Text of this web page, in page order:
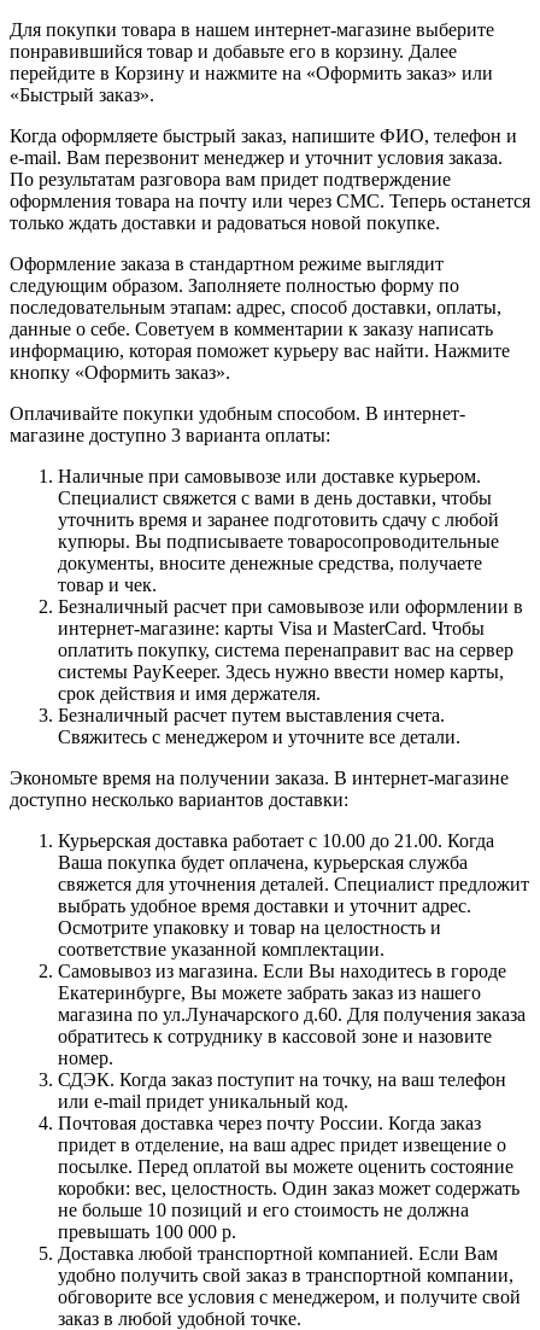
Для покупки товара в нашем интернет-магазине выберите
понравившийся товар и добавьте его в корзину. Далее
перейдите в Корзину и нажмите на «Оформить заказ» или
«Быстрый заказ».
Когда оформляете быстрый заказ, напишите ФИО, телефон и
e-mail. Вам перезвонит менеджер и уточнит условия заказа.
По результатам разговора вам придет подтверждение
оформления товара на почту или через СМС. Теперь останется
только ждать доставки и радоваться новой покупке.
Оформление заказа в стандартном режиме выглядит
следующим образом. Заполняете полностью форму по
последовательным этапам: адрес, способ доставки, оплаты,
данные о себе. Советуем в комментарии к заказу написать
информацию, которая поможет курьеру вас найти. Нажмите
кнопку «Оформить заказ».
Оплачивайте покупки удобным способом. В интернет-
магазине доступно 3 варианта оплаты:
Наличные при самовывозе или доставке курьером.
Специалист свяжется с вами в день доставки, чтобы
уточнить время и заранее подготовить сдачу с любой
купюры. Вы подписываете товаросопроводительные
документы, вносите денежные средства, получаете
товар и чек.
Безналичный расчет при самовывозе или оформлении в
интернет-магазине: карты Visa и MasterCard. Чтобы
оплатить покупку, система перенаправит вас на сервер
системы PayKeeper. Здесь нужно ввести номер карты,
срок действия и имя держателя.
Безналичный расчет путем выставления счета.
Свяжитесь с менеджером и уточните все детали.
Экономьте время на получении заказа. В интернет-магазине
доступно несколько вариантов доставки:
Курьерская доставка работает с 10.00 до 21.00. Когда
Ваша покупка будет оплачена, курьерская служба
свяжется для уточнения деталей. Специалист предложит
выбрать удобное время доставки и уточнит адрес.
Осмотрите упаковку и товар на целостность и
соответствие указанной комплектации.
Самовывоз из магазина. Если Вы находитесь в городе
Екатеринбурге, Вы можете забрать заказ из нашего
магазина по ул.Луначарского д.60. Для получения заказа
обратитесь к сотруднику в кассовой зоне и назовите
номер.
СДЭК. Когда заказ поступит на точку, на ваш телефон
или e-mail придет уникальный код.
Почтовая доставка через почту России. Когда заказ
придет в отделение, на ваш адрес придет извещение о
посылке. Перед оплатой вы можете оценить состояние
коробки: вес, целостность. Один заказ может содержать
не больше 10 позиций и его стоимость не должна
превышать 100 000 р.
Доставка любой транспортной компанией. Если Вам
удобно получить свой заказ в транспортной компании,
обговорите все условия с менеджером, и получите свой
заказ в любой удобной точке.